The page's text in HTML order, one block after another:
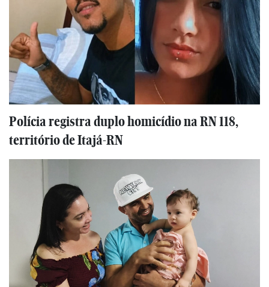
Polícia registra duplo homicídio na RN 118,
território de Itajá-RN